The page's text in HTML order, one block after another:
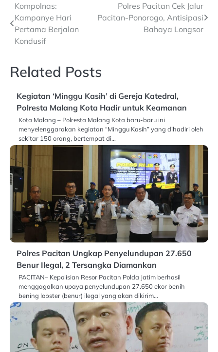
Post
navigation
Kompolnas:
Kampanye Hari
Pertama Berjalan
Kondusif
Polres Pacitan Cek Jalur
Pacitan-Ponorogo, Antisipasi
Bahaya Longsor
Related Posts
Kegiatan ‘Minggu Kasih’ di Gereja Katedral,
Polresta Malang Kota Hadir untuk Keamanan
Kota Malang – Polresta Malang Kota baru-baru ini
menyelenggarakan kegiatan “Minggu Kasih” yang dihadiri oleh
sekitar 150 orang, bertempat di…
Polres Pacitan Ungkap Penyelundupan 27.650
Benur Ilegal, 2 Tersangka Diamankan
PACITAN– Kepolisian Resor Pacitan Polda Jatim berhasil
menggagalkan upaya penyelundupan 27.650 ekor benih
bening lobster (benur) ilegal yang akan dikirim…